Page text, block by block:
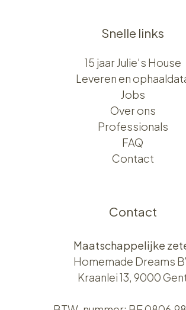
Snelle links
15 jaar Julie's House
Leveren en
Jobs
Over ons​​
Professionals
FAQ
Contact
Contact
Maatschappelijke
Homemade Dreams
Kraanlei 13, 9000